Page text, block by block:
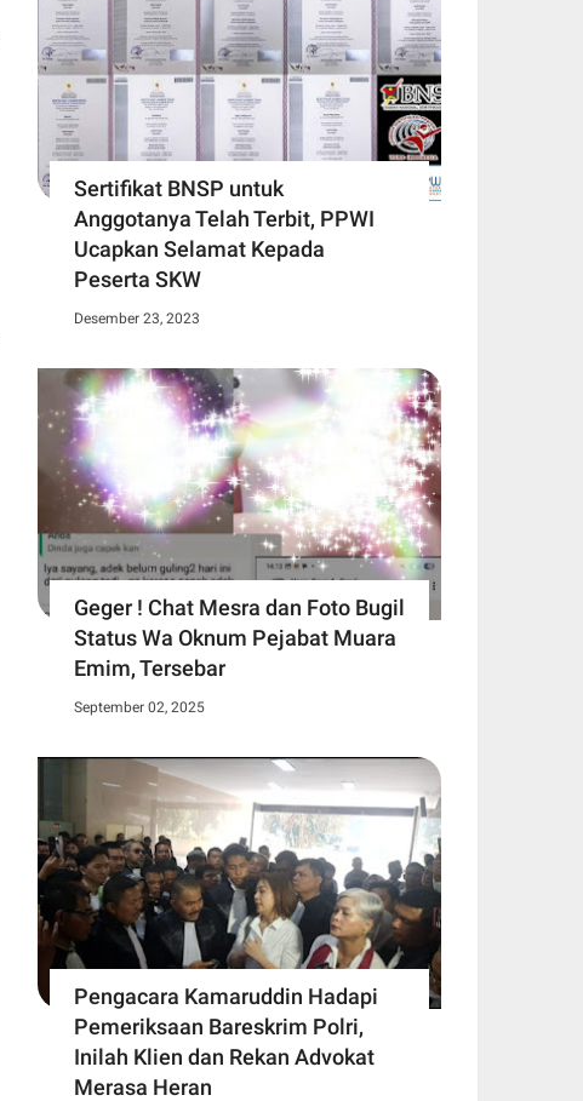
Sertifikat BNSP untuk
Anggotanya Telah Terbit, PPWI
Ucapkan Selamat Kepada
Peserta SKW
Desember 23, 2023
Geger ! Chat Mesra dan Foto Bugil
Status Wa Oknum Pejabat Muara
Emim, Tersebar
September 02, 2025
Pengacara Kamaruddin Hadapi
Pemeriksaan Bareskrim Polri,
Inilah Klien dan Rekan Advokat
Merasa Heran